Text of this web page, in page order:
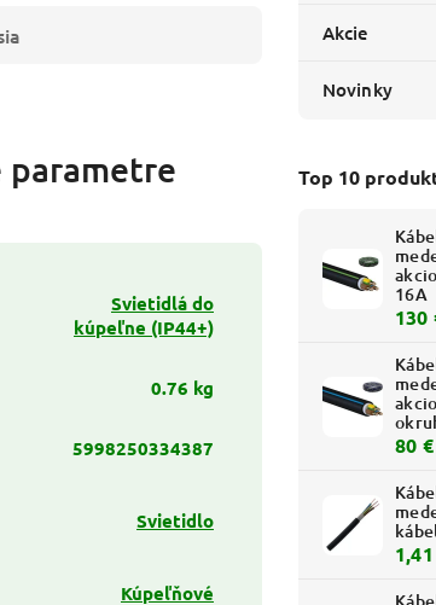
Akcie
Novinky
Top 10
16A
130
80 €
parametre
Svietidlá do
kúpeľne (IP44+)
0.76 kg
5998250334387
Svietidlo
Kúpeľňové